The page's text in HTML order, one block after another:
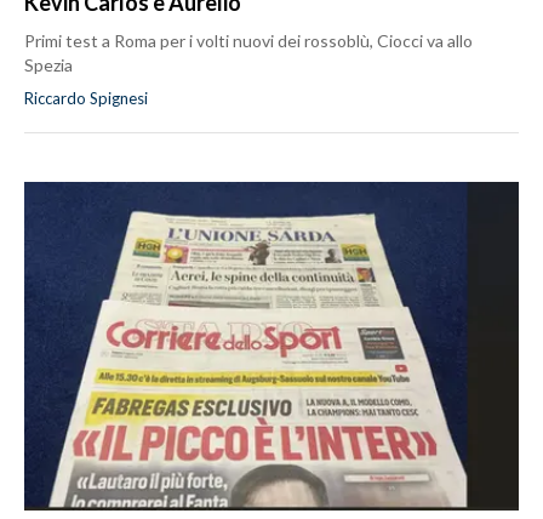
Primi test a Roma per i volti nuovi dei rossoblù, Ciocci va allo
Spezia
Riccardo Spignesi